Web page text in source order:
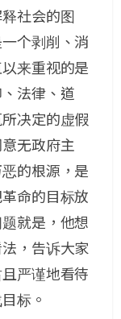
社会的图
个剥削、消
来重视的是
法律、道
决定的虚假
无政府主
的根源，是
命的目标放
就是，他想
，告诉大家
严谨地看待
标。